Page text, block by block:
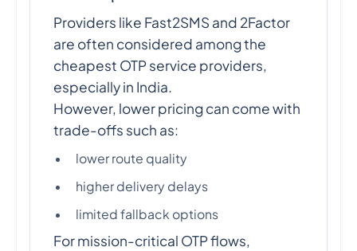
Providers like Fast2SMS and 2Factor
are often considered among the
cheapest OTP service providers,
especially in India.
However, lower pricing can come with
trade-offs such as:
lower route quality
higher delivery delays
limited fallback options
For mission-critical OTP flows,